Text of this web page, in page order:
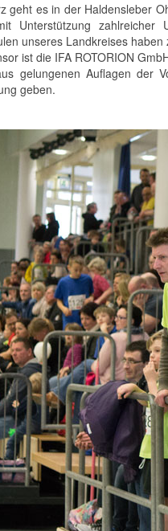
geht es in der Haldensleber
Unterstützung zahlreicher
unseres Landkreises
ist die IFA ROTORION
gelungenen Auflagen der
geben.